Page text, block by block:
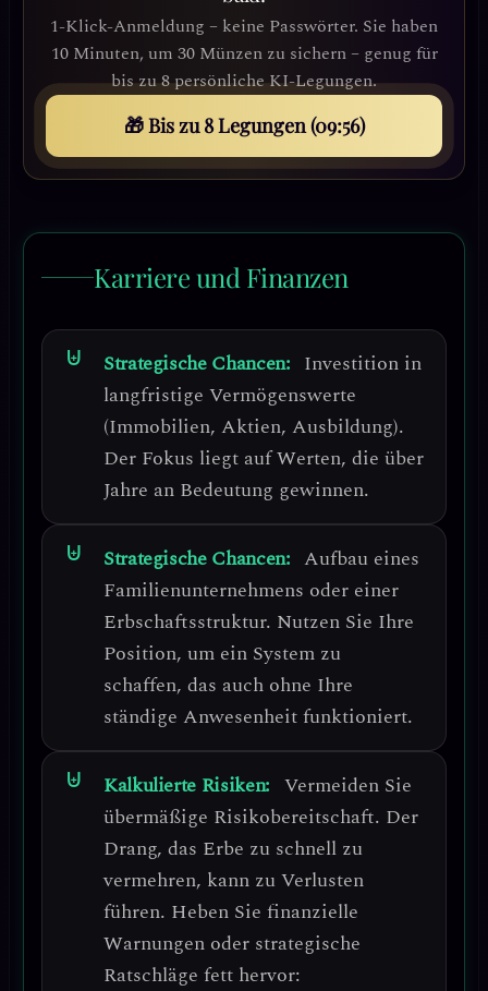
1-Klick-Anmeldung – keine Passwörter. Sie haben
10 Minuten, um 30 Münzen zu sichern – genug für
bis zu 8 persönliche KI-Legungen.
🎁 Bis zu 8 Legungen (09:53)
Karriere und Finanzen
Strategische Chancen: Investition in
langfristige Vermögenswerte
(Immobilien, Aktien, Ausbildung).
Der Fokus liegt auf Werten, die über
Jahre an Bedeutung gewinnen.
Strategische Chancen: Aufbau eines
Familienunternehmens oder einer
Erbschaftsstruktur. Nutzen Sie Ihre
Position, um ein System zu
schaffen, das auch ohne Ihre
ständige Anwesenheit funktioniert.
Kalkulierte Risiken: Vermeiden Sie
übermäßige Risikobereitschaft. Der
Drang, das Erbe zu schnell zu
vermehren, kann zu Verlusten
führen. Heben Sie finanzielle
Warnungen oder strategische
Ratschläge fett hervor: